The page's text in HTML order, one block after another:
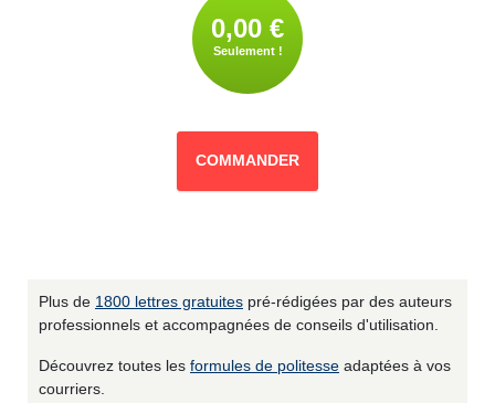
0,00 €
Seulement !
COMMANDER
Plus de 1800 lettres gratuites pré-rédigées par des auteurs
professionnels et accompagnées de conseils d'utilisation.
Découvrez toutes les formules de politesse adaptées à vos
courriers.